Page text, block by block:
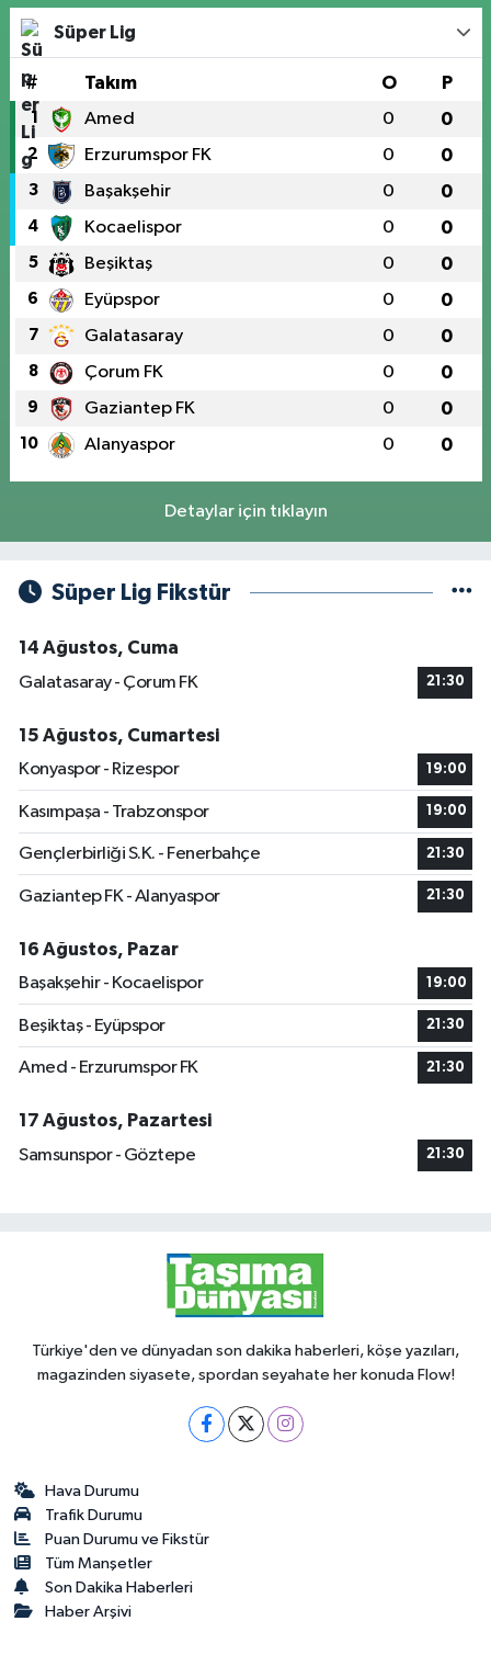
Süper Lig
# Takım O P
1 Amed 0 0
2 Erzurumspor FK 0 0
3 Başakşehir 0 0
4 Kocaelispor 0 0
5 Beşiktaş 0 0
6 Eyüpspor 0 0
7 Galatasaray 0 0
8 Çorum FK 0 0
9 Gaziantep FK 0 0
10 Alanyaspor 0 0
Detaylar için tıklayın
Süper Lig Fikstür
14 Ağustos, Cuma
Galatasaray - Çorum FK
21:30
15 Ağustos, Cumartesi
Konyaspor - Rizespor
19:00
Kasımpaşa - Trabzonspor 19:00
Gençlerbirliği S.K. - Fenerbahçe 21:30
Gaziantep FK - Alanyaspor 21:30
16 Ağustos, Pazar
Başakşehir - Kocaelispor
19:00
Beşiktaş - Eyüpspor 21:30
Amed - Erzurumspor FK 21:30
17 Ağustos, Pazartesi
Samsunspor - Göztepe
21:30
Türkiye'den ve dünyadan son dakika haberleri, köşe yazıları,
magazinden siyasete, spordan seyahate her konuda Flow!
Hava Durumu
Trafik Durumu
Puan Durumu ve Fikstür
Tüm Manşetler
Son Dakika Haberleri
Haber Arşivi